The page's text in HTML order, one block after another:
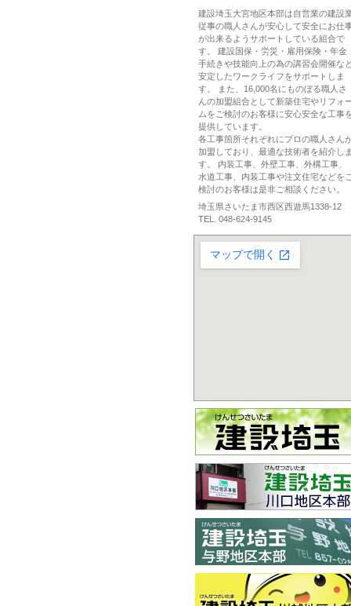
建設埼玉大宮地区本部は自営業の建設
従事の職人さんが安心して安全にお仕
が出来るようサポートしている組合で
す。 建設国保・労災・雇用保険・年金
手続きや技能向上の為の講習会開催な
安定したワークライフをサポートしま
す。 また、16,000名にものぼる職人さ
んの加盟組合として新築住宅やリフォ
ムをご検討のお客様に安心安全な工事
提供しています。
各工事箇所それぞれにプロの職人さん
加盟しており、最適な技術者を紹介し
す。 内装工事、外壁工事、外構工事、
水道工事、内装工事や注文住宅などを
検討のお客様は是非ご相談ください。
埼玉県さいたま市西区西遊馬1338-12
TEL. 048-624-9145